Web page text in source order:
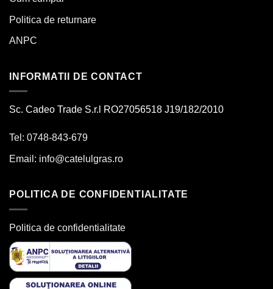
Politica de returnare
ANPC
INFORMATII DE CONTACT
Sc. Cadeo Trade S.r.l RO27056518 J19/182/2010
Tel: 0748-843-679
Email: info@catelulgras.ro
POLITICA DE CONFIDENTIALITATE
Politica de confidentialitate